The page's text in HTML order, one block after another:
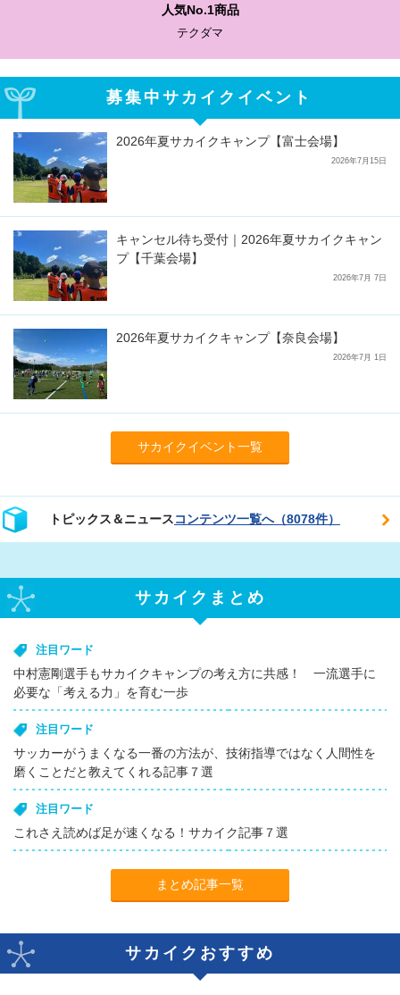
人気No.1商品
テクダマ
募集中サカイクイベント
2026年夏サカイクキャンプ【富士会場】
2026年7月15日
キャンセル待ち受付｜2026年夏サカイクキャン
プ【千葉会場】
2026年7月 7日
2026年夏サカイクキャンプ【奈良会場】
2026年7月 1日
サカイクイベント一覧
トピックス＆ニュースコンテンツ一覧へ（8078件）
サカイクまとめ
注目ワード
中村憲剛選手もサカイクキャンプの考え方に共感！ 一流選手に
必要な「考える力」を育む一歩
注目ワード
サッカーがうまくなる一番の方法が、技術指導ではなく人間性を
磨くことだと教えてくれる記事７選
注目ワード
これさえ読めば足が速くなる！サカイク記事７選
まとめ記事一覧
サカイクおすすめ